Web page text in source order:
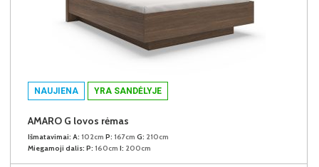
NAUJIENA YRA SANDĖLYJE
AMARO G lovos rėmas
Išmatavimai: A: 102cm P: 167cm G: 210cm
Miegamoji dalis: P: 160cm I: 200cm